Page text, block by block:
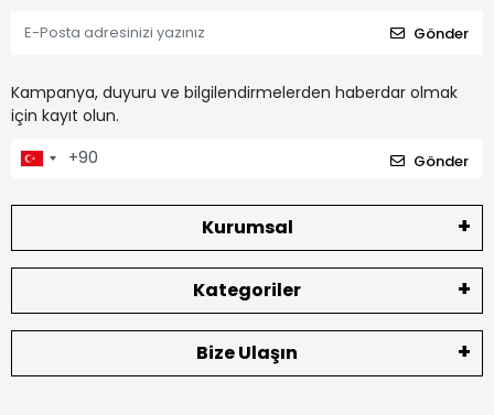
Gönder
Kampanya, duyuru ve bilgilendirmelerden haberdar olmak
için kayıt olun.
Gönder
Kurumsal
Kategoriler
Bize Ulaşın